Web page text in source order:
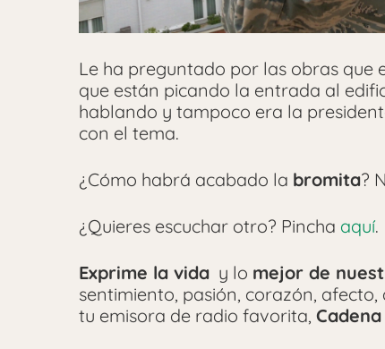
Le ha preguntado por las obras que
que están picando la entrada al
hablando y tampoco era la
con el tema.
¿Cómo habrá acabado la bromita?
¿Quieres escuchar otro? Pincha aquí.
Exprime la vida y lo mejor de
sentimiento, pasión, corazón, afecto,
tu emisora de radio favorita,